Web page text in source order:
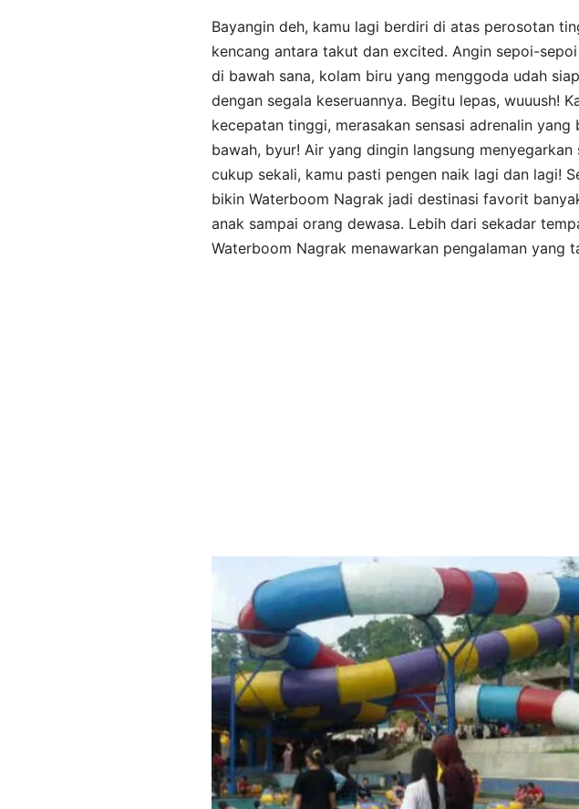
Bayangin deh, kamu lagi berdiri di atas perosotan
kencang antara takut dan excited. Angin sepoi-
di bawah sana, kolam biru yang menggoda udah
dengan segala keseruannya. Begitu lepas, wuuush!
kecepatan tinggi, merasakan sensasi adrenalin yang
bawah, byur! Air yang dingin langsung menyegarkan
cukup sekali, kamu pasti pengen naik lagi dan lagi!
bikin Waterboom Nagrak jadi destinasi favorit
anak sampai orang dewasa. Lebih dari sekadar
Waterboom Nagrak menawarkan pengalaman yang